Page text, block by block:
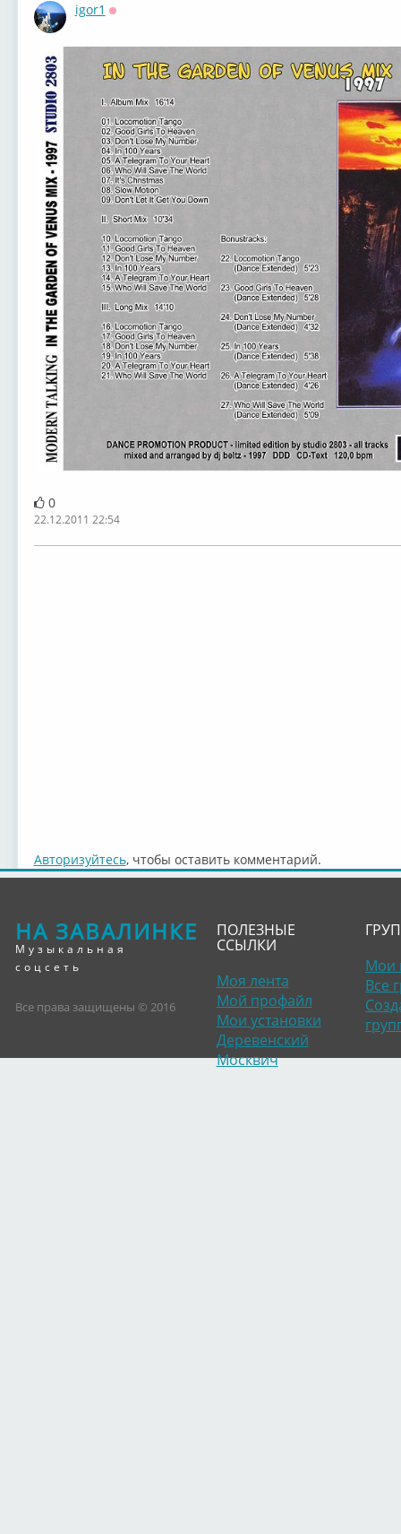
igor1
0
22.12.2011 22:54
Авторизуйтесь, чтобы оставить комментарий.
НА ЗАВАЛИНКЕ
Музыкальная
соцсеть
Все права защищены © 2016
ПОЛЕЗНЫЕ
ССЫЛКИ
Моя лента
Мой профайл
Мои установки
Деревенский
Москвич
Мои
Все